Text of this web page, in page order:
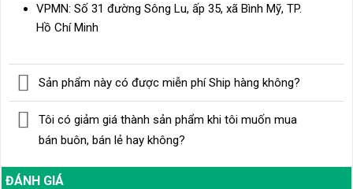
VPMN: Số 31 đường Sông Lu, ấp 35, xã Bình Mỹ, TP.
Hồ Chí Minh
Sản phẩm này có được miễn phí Ship hàng không?
Tôi có giảm giá thành sản phẩm khi tôi muốn mua
bán buôn, bán lẻ hay không?
ĐÁNH GIÁ